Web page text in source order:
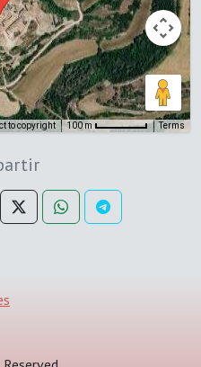
to copyright 100 m Terms